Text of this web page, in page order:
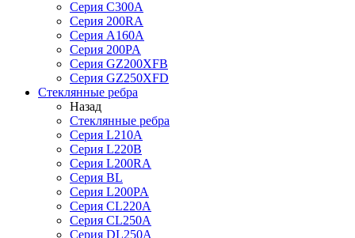
Серия С300A
Серия 200RA
Серия А160A
Серия 200PA
Серия GZ200XFB
Серия GZ250XFD
Стеклянные ребра
Назад
Стеклянные ребра
Серия L210А
Серия L220В
Серия L200RA
Серия BL
Серия L200PA
Серия CL220A
Серия CL250A
Серия DL250A